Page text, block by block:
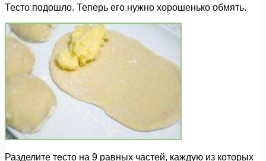
Тесто подошло. Теперь его нужно хорошенько обмять.
Разделите тесто на 9 равных частей, каждую из которых